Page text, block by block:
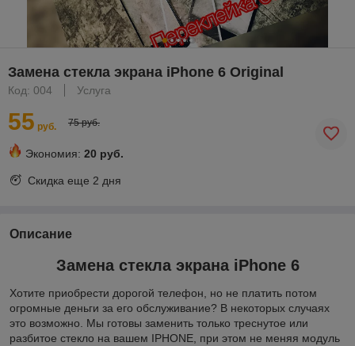
Замена стекла экрана iPhone 6 Original
Код: 004 Услуга
55 руб. 75 руб.
Экономия: 20 руб.
Скидка еще 2 дня
Описание
Замена стекла экрана iPhone 6
Хотите приобрести дорогой телефон, но не платить потом
огромные деньги за его обслуживание? В некоторых случаях
это возможно. Мы готовы заменить только треснутое или
разбитое стекло на вашем IPHONE, при этом не меняя модуль